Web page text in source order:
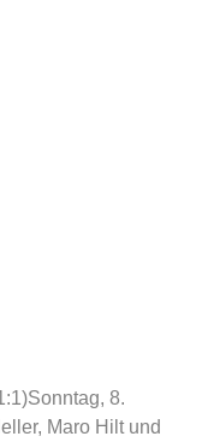
8.
Maro Hilt und